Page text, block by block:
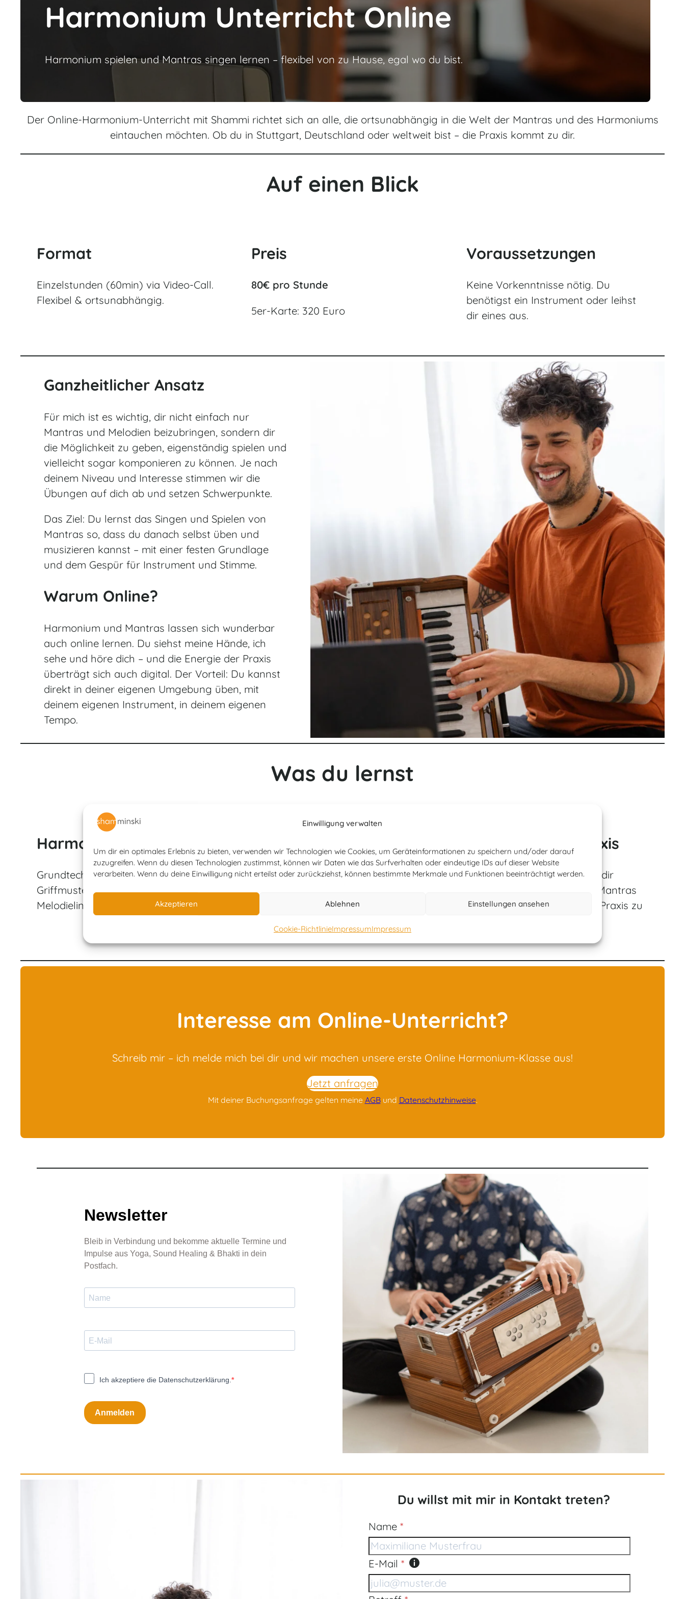
Einwilligung verwalten
Um dir ein optimales Erlebnis zu bieten, verwenden wir Technologien wie Cookies, um Geräteinformationen zu speichern und/oder darauf
zuzugreifen. Wenn du diesen Technologien zustimmst, können wir Daten wie das Surfverhalten oder eindeutige IDs auf dieser Website
verarbeiten. Wenn du deine Einwilligung nicht erteilst oder zurückziehst, können bestimmte Merkmale und Funktionen beeinträchtigt werden.
Akzeptieren Ablehnen Einstellungen ansehen
Cookie-RichtlinieImpressumImpressum
Harmonium Unterricht Online
Harmonium spielen und Mantras singen lernen – flexibel von zu Hause, egal wo du bist.
Der Online-Harmonium-Unterricht mit Shammi richtet sich an alle, die ortsunabhängig in die Welt der Mantras und des Harmoniums
eintauchen möchten. Ob du in Stuttgart, Deutschland oder weltweit bist – die Praxis kommt zu dir.
Auf einen Blick
Format
Einzelstunden (60min) via Video-Call.
Flexibel & ortsunabhängig.
Preis
80€ pro Stunde
5er-Karte: 320 Euro
Voraussetzungen
Keine Vorkenntnisse nötig. Du
benötigst ein Instrument oder leihst
dir eines aus.
Ganzheitlicher Ansatz
Für mich ist es wichtig, dir nicht einfach nur
Mantras und Melodien beizubringen, sondern dir
die Möglichkeit zu geben, eigenständig spielen und
vielleicht sogar komponieren zu können. Je nach
deinem Niveau und Interesse stimmen wir die
Übungen auf dich ab und setzen Schwerpunkte.
Das Ziel: Du lernst das Singen und Spielen von
Mantras so, dass du danach selbst üben und
musizieren kannst – mit einer festen Grundlage
und dem Gespür für Instrument und Stimme.
Warum Online?
Harmonium und Mantras lassen sich wunderbar
auch online lernen. Du siehst meine Hände, ich
sehe und höre dich – und die Energie der Praxis
überträgt sich auch digital. Der Vorteil: Du kannst
direkt in deiner eigenen Umgebung üben, mit
deinem eigenen Instrument, in deinem eigenen
Tempo.
Was du lernst
Harmonium spielen
Grundtechniken auf dem Harmonium,
Griffmuster, Akkorde und
Melodielinien für Mantras.
Stimme und Instrument aufeinander
abstimmen. Mantras kennenlernen,
verstehen und fühlen. Vorkenntnisse
Eigenständige Praxis
Grundlage aufbauen, die es dir
ermöglicht, selbst zu üben, Mantras
zu erarbeiten & eine eigene Praxis zu
Interesse am Online-Unterricht?
Schreib mir – ich melde mich bei dir und wir machen unsere erste Online Harmonium-Klasse aus!
Jetzt anfragen
Mit deiner Buchungsanfrage gelten meine AGBund Datenschutzhinweise.
Newsletter
Bleib in Verbindung und bekomme aktuelle Termine und
Impulse aus Yoga, Sound Healing & Bhakti in dein
Postfach.
Ich akzeptiere die Datenschutzerklärung.
Anmelden
Du willst mit mir in Kontakt treten?
Formular überspringen
Name*
E-Mail *